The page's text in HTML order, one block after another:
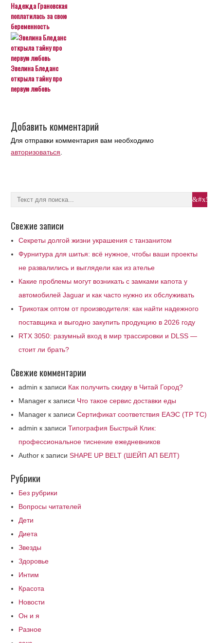
Надежда Грановская
поплатилась за свою
беременность
Эвелина Бледанс
открыла тайну про
первую любовь
Добавить комментарий
Для отправки комментария вам необходимо
авторизоваться
Свежие записи
Секреты долгой жизни украшения с танзанитом
Фурнитура для шитья: всё нужное, чтобы ваши проекты
не развалились и выглядели как из ателье
Какие проблемы могут возникать с замками капота у
автомобилей Jaguar и как часто нужно их обслуживать
Трикотаж оптом от производителя: как найти надежного
поставщика и выгодно закупить продукцию в 2026 году
RTX 3050: разумный вход в мир трассировки и DLSS —
стоит ли брать?
Свежие комментарии
admin к записи Как получить скидку в Читай Город?
Manager к записи Что такое сервис доставки еды
Manager к записиСертификат соответствия ЕАЭС (ТР ТС)
admin к записиТипография Быстрый Клик:
профессиональное тиснение ежедневников
Author к записиSHAPE UP BELT (ШЕЙП АП БЕЛТ)
Рубрики
Без рубрики
Вопросы читателей
Дети
Диета
Звезды
Здоровье
Интим
Красота
Новости
Он и я
Разное